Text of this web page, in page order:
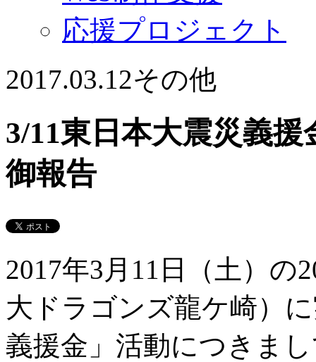
応援プロジェクト
2017.03.12その他
3/11東日本大震災義
御報告
2017年3月11日（土）の
大ドラゴンズ龍ケ崎）
義援金」活動につきま